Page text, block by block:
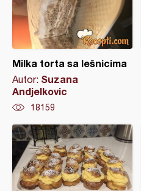
Milka torta sa lešnicima
Autor: Suzana
Andjelkovic
18159